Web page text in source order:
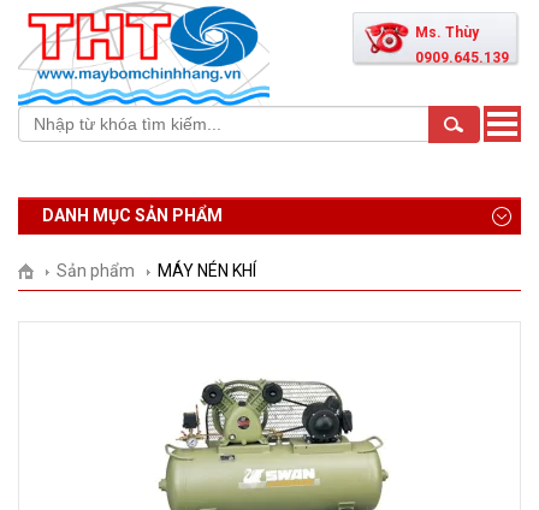
Ms. Thùy
0909.645.139
Toggle
DANH MỤC SẢN PHẨM
Sản phẩm MÁY NÉN KHÍ